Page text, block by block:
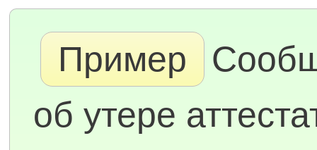
Пример
об утере